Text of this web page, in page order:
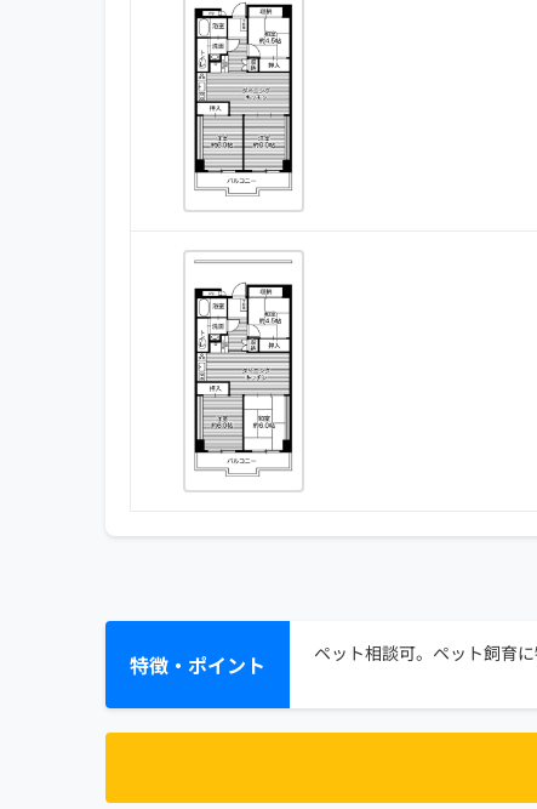
特徴・ポイント ペット相談可。ペット飼育